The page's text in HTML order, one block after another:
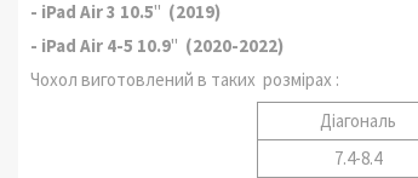
- iPad Air 3 10.5" (2019)
- iPad Air 4-5 10.9" (2020-2022)
Чохол виготовлений в таких розмірах :
Діагональ
7.4-8.4